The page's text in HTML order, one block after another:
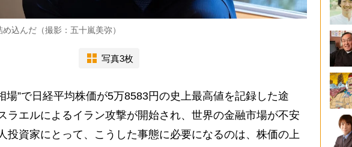
込んだ（撮影：五十嵐美弥）
写真3枚
場”で日経平均株価が5万8583円の史上最高値を記録した途
ラエルによるイラン攻撃が開始され、世界の金融市場が不安
投資家にとって、こうした事態に必要になるのは、株価の上